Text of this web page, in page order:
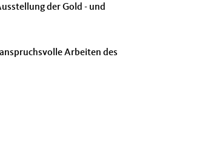
der Gold - und
Arbeiten des